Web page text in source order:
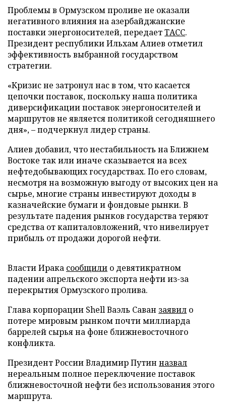
Проблемы в Ормузском проливе не оказали
негативного влияния на азербайджанские
поставки энергоносителей, передаетТАСС.
Президент республики Ильхам Алиев отметил
эффективность выбранной государством
стратегии.
«Кризис не затронул нас в том, что касается
цепочки поставок, поскольку наша политика
диверсификации поставок энергоносителей и
маршрутов не является политикой сегодняшнего
дня», – подчеркнул лидер страны.
Алиев добавил, что нестабильность на Ближнем
Востоке так или иначе сказывается на всех
нефтедобывающих государствах. По его словам,
несмотря на возможную выгоду от высоких цен на
сырье, многие страны инвестируют доходы в
казначейские бумаги и фондовые рынки. В
результате падения рынков государства теряют
средства от капиталовложений, что нивелирует
прибыль от продажи дорогой нефти.
Власти Ирака сообщили о девятикратном
падении апрельского экспорта нефти из-за
перекрытия Ормузского пролива.
Глава корпорации Shell Ваэль Саван заявил о
потере мировым рынком почти миллиарда
баррелей сырья на фоне ближневосточного
конфликта.
Президент России Владимир Путин назвал
нереальным полное переключение поставок
ближневосточной нефти без использования этого
маршрута.